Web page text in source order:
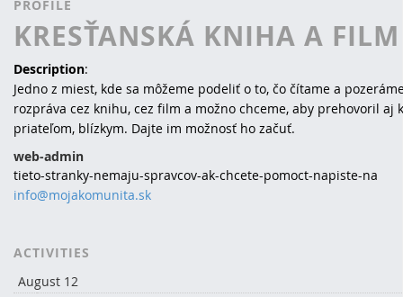
PROFILE
KRESŤANSKÁ KNIHA A FILM
Description:
Jedno z miest, kde sa môžeme podeliť o to, čo čítame a
rozpráva cez knihu, cez film a možno chceme, aby prehovoril aj
priateľom, blízkym. Dajte im možnosť ho začuť.
web-admin
tieto-stranky-nemaju-spravcov-ak-chcete-pomoct-napiste-na
info@mojakomunita.sk
ACTIVITIES
August 12